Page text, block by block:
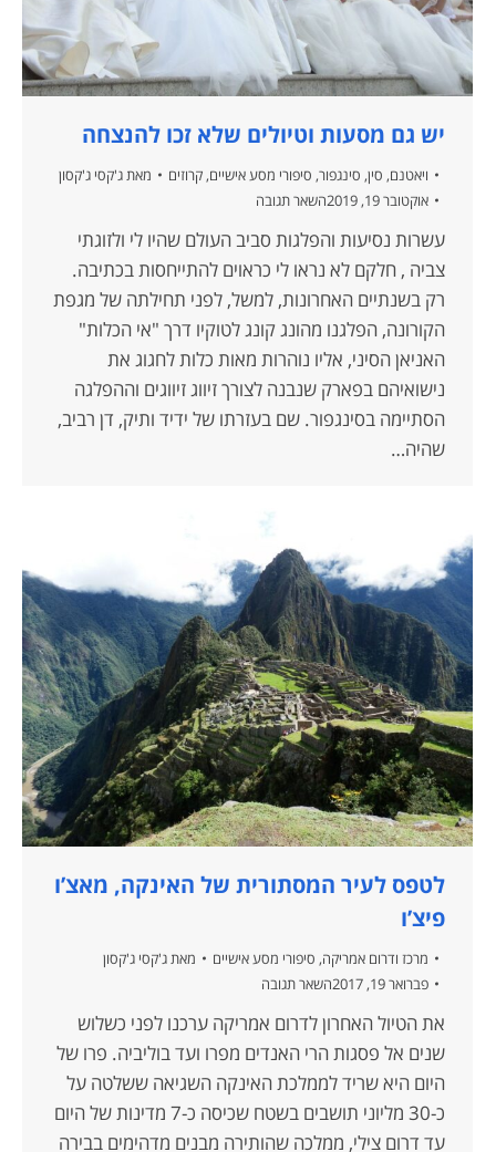
יש גם מסעות וטיולים שלא זכו להנצחה
ויאטנם, סין, סינגפור, סיפורי מסע אישיים, קרוזים מאת ג'קסי ג'קסון
אוקטובר 19, 2019
השאר תגובה
עשרות נסיעות והפלגות סביב העולם שהיו לי ולזוגתי
צביה , חלקם לא נראו לי כראוים להתייחסות בכתיבה.
רק בשנתיים האחרונות, למשל, לפני תחילתה של מגפת
הקורונה, הפלגנו מהונג קונג לטוקיו דרך "אי הכלות"
האניאן הסיני, אליו נוהרות מאות כלות לחגוג את
נישואיהם בפארק שנבנה לצורך זיווג זיווגים וההפלגה
הסתיימה בסינגפור. שם בעזרתו של ידיד ותיק, דן רביב,
שהיה…
לטפס לעיר המסתורית של האינקה, מאצ’ו
פיצ’ו
מרכז ודרום אמריקה, סיפורי מסע אישיים מאת ג'קסי ג'קסון
פברואר 19, 2017
השאר תגובה
את הטיול האחרון לדרום אמריקה ערכנו לפני כשלוש
שנים אל פסגות הרי האנדים מפרו ועד בוליביה. פרו של
היום היא שריד לממלכת האינקה השגיאה ששלטה על
כ-30 מליוני תושבים בשטח שכיסה כ-7 מדינות של היום
עד דרום צילי, ממלכה שהותירה מבנים מדהימים בבירה